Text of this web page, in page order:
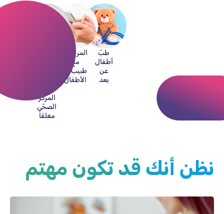
طبّ
أطفال
عن
بعد
المراسلة
مع
طبيب/ة
الأطفال
المركز
الصحّي
مغلقا
نظن أنك قد تكون مهتم